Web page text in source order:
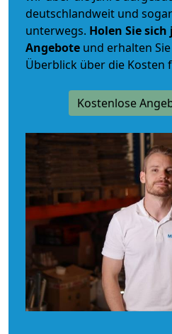
deutschlandweit und
unterwegs. Holen Sie
Angebote und erhalten
Überblick über die Kosten
Kostenlose